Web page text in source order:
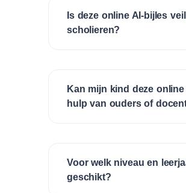
Is deze online AI-bijles
scholieren?
Kan mijn kind deze
hulp van ouders of
Voor welk niveau en
geschikt?